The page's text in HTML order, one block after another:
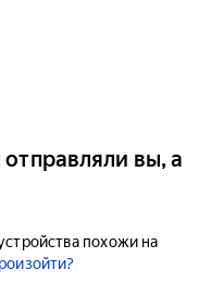
вы, а
похожи на